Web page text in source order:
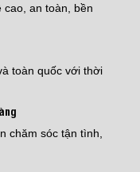
25KG
EPOXY NHÀ
SÀN MÁI
cao, an toàn, bền
toàn quốc với thời
chăm sóc tận tình,